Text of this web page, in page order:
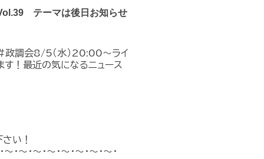
テーマは後日お知らせ
調会8/5（水）20:00～ライ
！最近の気になるニュース
い！
～・～・～・～・～・～・